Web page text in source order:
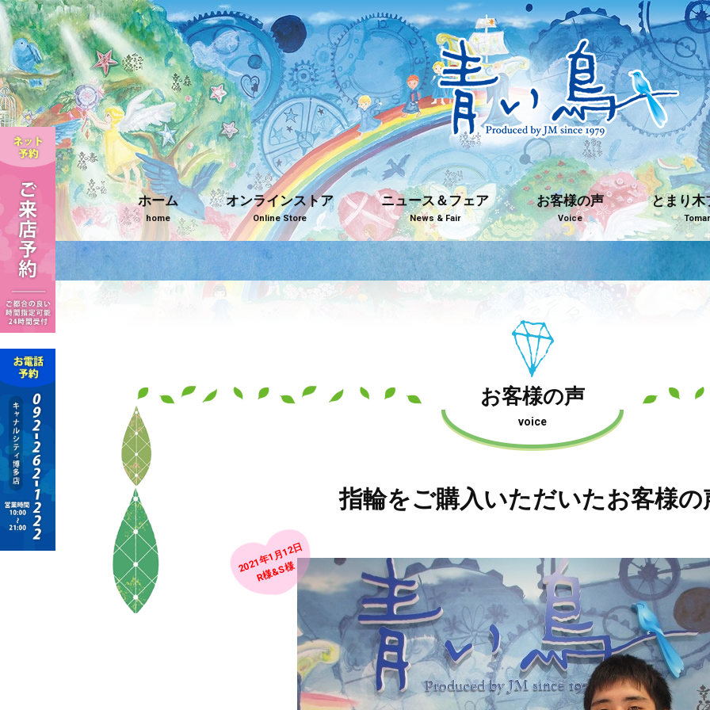
青い鳥
ホーム
home
オンラインストア
Online Store
ニュース＆フェア
News & Fair
お客様の声
Voice
とまり木
お客様の声
voice
指輪をご購入いただいたお客様の
2021年1月12日
R様&S様